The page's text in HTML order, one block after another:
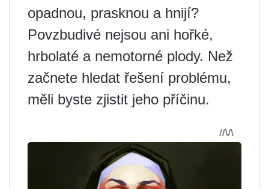
opadnou, prasknou a hnijí?
Povzbudivé nejsou ani hořké,
hrbolaté a nemotorné plody. Než
začnete hledat řešení problému,
měli byste zjistit jeho příčinu.